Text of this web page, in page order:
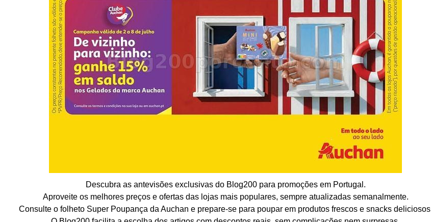
Descubra as antevisões exclusivas do Blog200 para promoções em Portugal.
Aproveite os melhores preços e ofertas das lojas mais populares, sempre atualizadas semanalmente.
Consulte o folheto Super Poupança da Auchan e prepare-se para poupar em produtos frescos e snacks deliciosos.